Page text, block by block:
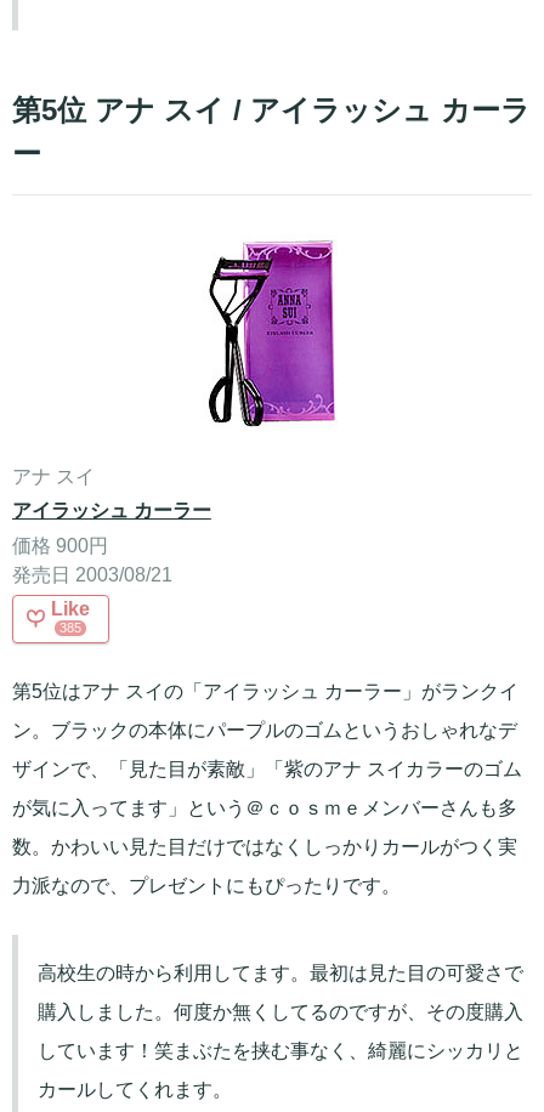
第5位 アナ スイ / アイラッシュ カーラ
ー
アナ スイ
アイラッシュ カーラー
価格 900円
発売日 2003/08/21
Like
385
第5位はアナ スイの「アイラッシュ カーラー」がランクイ
ン。ブラックの本体にパープルのゴムというおしゃれなデ
ザインで、「見た目が素敵」「紫のアナ スイカラーのゴム
が気に入ってます」という＠ｃｏｓｍｅメンバーさんも多
数。かわいい見た目だけではなくしっかりカールがつく実
力派なので、プレゼントにもぴったりです。
高校生の時から利用してます。最初は見た目の可愛さで
購入しました。何度か無くしてるのですが、その度購入
しています！笑まぶたを挟む事なく、綺麗にシッカリと
カールしてくれます。